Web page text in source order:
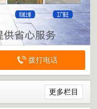
拨打电话
更多栏目